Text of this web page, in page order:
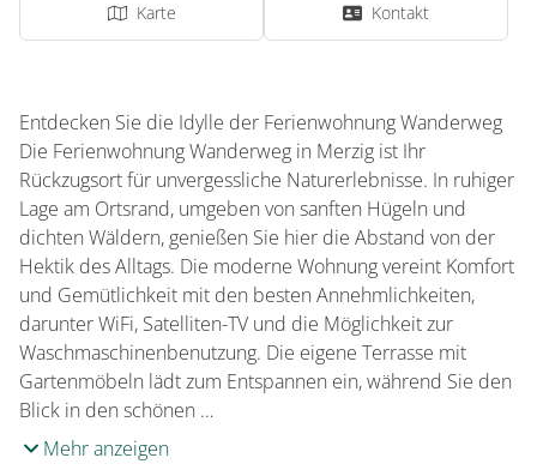
Karte Kontakt
Entdecken Sie die Idylle der Ferienwohnung Wanderweg
Die Ferienwohnung Wanderweg in Merzig ist Ihr
Rückzugsort für unvergessliche Naturerlebnisse. In ruhiger
Lage am Ortsrand, umgeben von sanften Hügeln und
dichten Wäldern, genießen Sie hier die Abstand von der
Hektik des Alltags. Die moderne Wohnung vereint Komfort
und Gemütlichkeit mit den besten Annehmlichkeiten,
darunter WiFi, Satelliten-TV und die Möglichkeit zur
Waschmaschinenbenutzung. Die eigene Terrasse mit
Gartenmöbeln lädt zum Entspannen ein, während Sie den
Blick in den schönen …
Mehr anzeigen